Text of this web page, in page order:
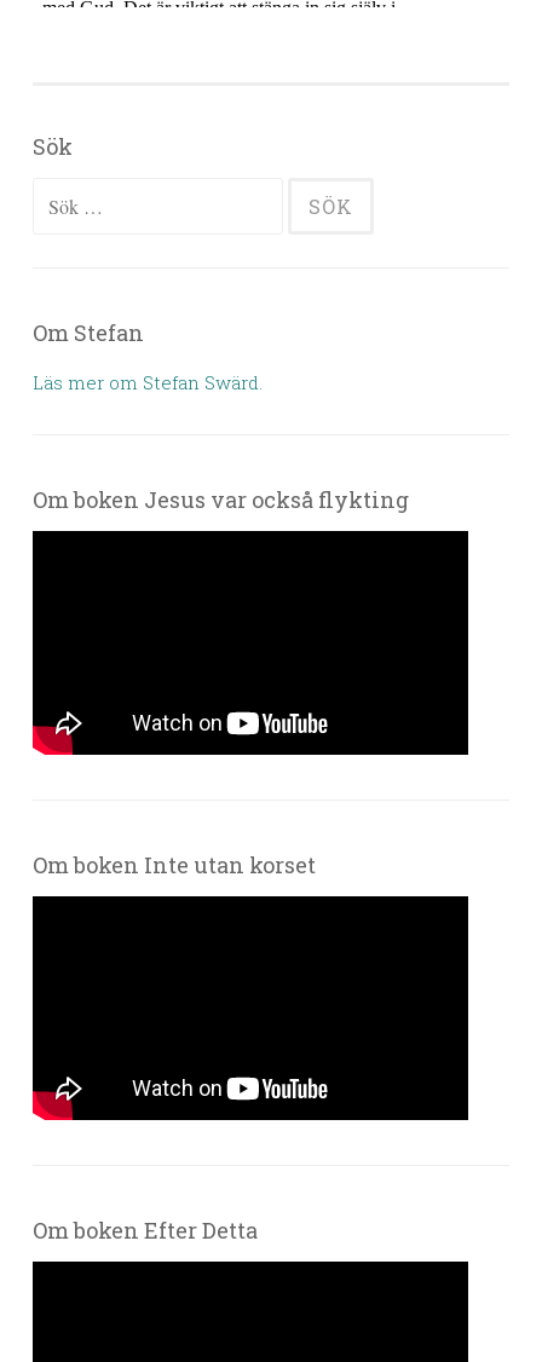
Sök
Sök efter:
Om Stefan
Läs mer om Stefan Swärd.
Om boken Jesus var också flykting
Om boken Inte utan korset
Om boken Efter Detta